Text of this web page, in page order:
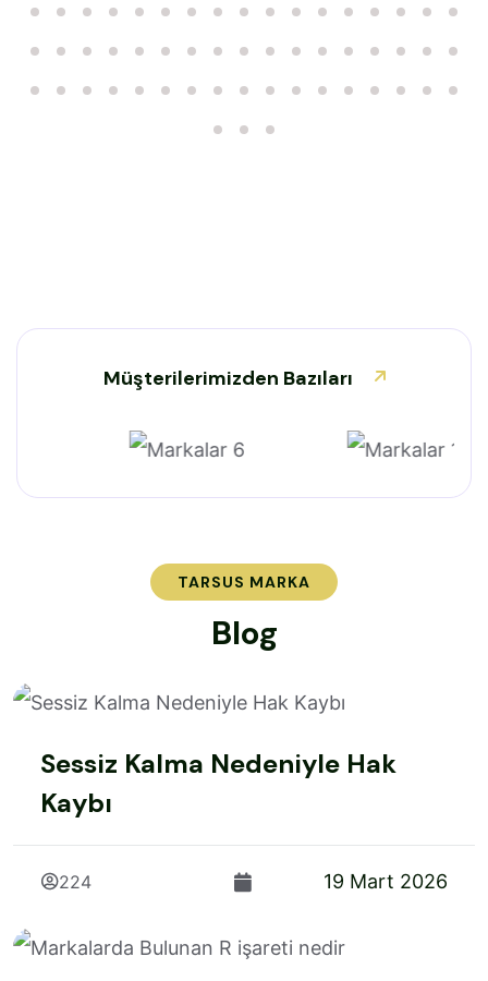
Müşterilerimizden Bazıları
TARSUS MARKA
Blog
Sessiz Kalma Nedeniyle Hak
Kaybı
224 19 Mart 2026